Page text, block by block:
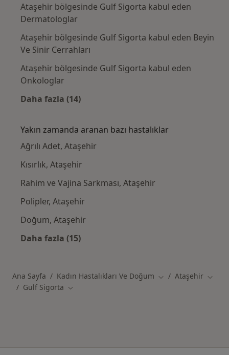
Ataşehir bölgesinde Gulf Sigorta kabul eden
Dermatologlar
Ataşehir bölgesinde Gulf Sigorta kabul eden Beyin
Ve Sinir Cerrahları
Ataşehir bölgesinde Gulf Sigorta kabul eden
Onkologlar
Daha fazla (14)
Yakın zamanda aranan bazı hastalıklar
Ağrılı Adet, Ataşehir
Kısırlık, Ataşehir
Rahim ve Vajina Sarkması, Ataşehir
Polipler, Ataşehir
Doğum, Ataşehir
Daha fazla (15)
Ana Sayfa Kadın Hastalıkları Ve Doğum Şehir değiştir
Ataşehir Şehir
Gulf Sigorta Şehir değiştir